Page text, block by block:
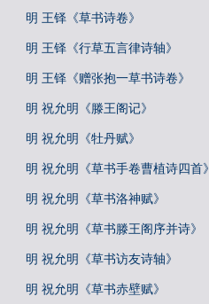
明 王铎《草书诗卷》
明 王铎《行草五言律诗轴》
明 王铎《赠张抱一草书诗卷》
明 祝允明《滕王阁记》
明 祝允明《牡丹赋》
明 祝允明《草书手卷曹植诗四首》
明 祝允明《草书洛神赋》
明 祝允明《草书滕王阁序并诗》
明 祝允明《草书访友诗轴》
明 祝允明《草书赤壁赋》